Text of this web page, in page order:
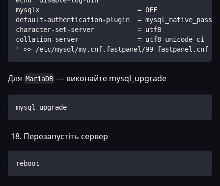
mysqlx                         = OFF
default-authentication-plugin  =
character-set-server           = utf8
collation-server               = utf8_unicode_ci
' >> /etc/mysql/my.cnf.fastpanel/99-fastpanel.cnf
Для MariaDB — виконайте mysql_upgrade
mysql_upgrade
Перезапустіть сервер
reboot